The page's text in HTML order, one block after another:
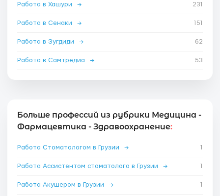
Работа в Хашури → 231
Работа в Сенаки → 151
Работа в Зугдиди → 62
Работа в Самтредиа → 53
Больше профессий из рубрики Медицина -
Фармацевтика - Здравоохранение:
Работа Стоматологом в Грузии → 1
Работа Ассистентом стоматолога в Грузии → 1
Работа Акушером в Грузии → 1